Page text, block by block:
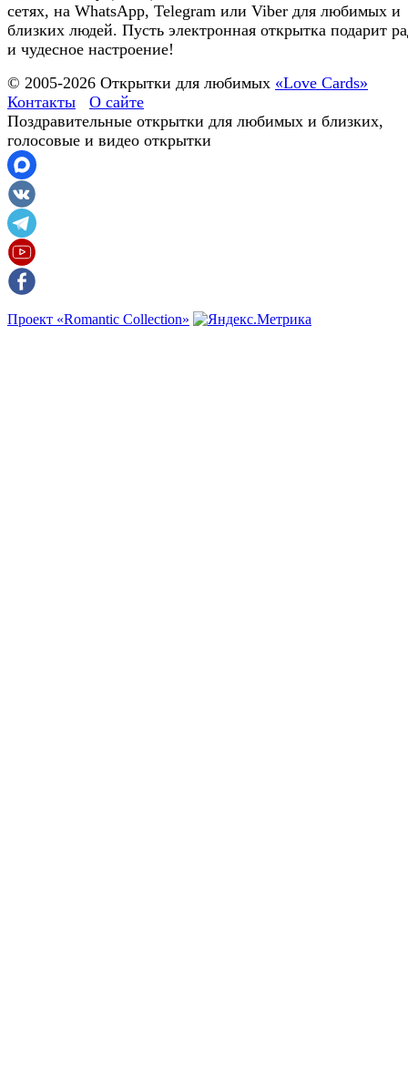
сетях, на WhatsApp, Telegram или Viber для любимых и
близких людей. Пусть электронная открытка подарит
и чудесное настроение!
© 2005-2026 Открытки для любимых «Love Cards»
Контакты
О сайте
Поздравительные открытки для любимых и близких,
голосовые и видео открытки
Проект «Romantic Collection»